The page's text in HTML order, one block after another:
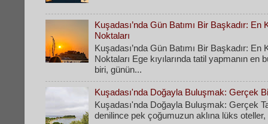
Kuşadası’nda Gün Batımı Bir Başkadır: En
Noktaları
Kuşadası’nda Gün Batımı Bir Başkadır: En
Noktaları Ege kıyılarında tatil yapmanın en
biri, günün...
Kuşadası'nda Doğayla Buluşmak: Gerçek
Kuşadası'nda Doğayla Buluşmak: Gerçek
denilince pek çoğumuzun aklına lüks